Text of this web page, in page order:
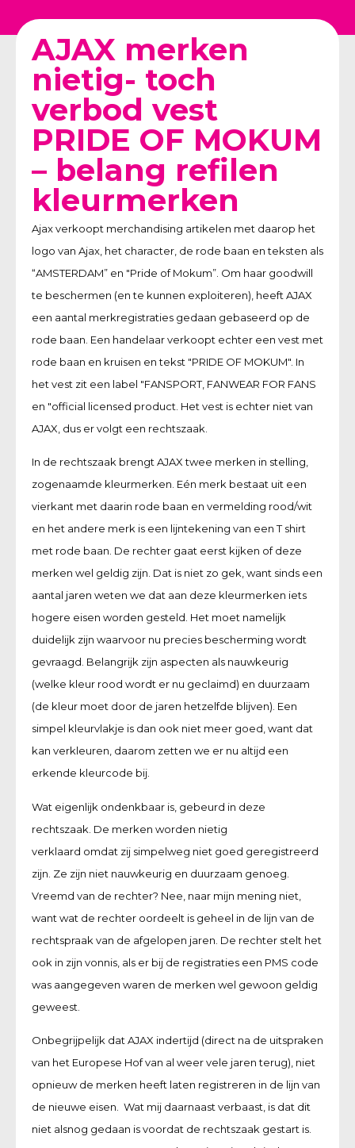
AJAX merken
nietig- toch
verbod vest
PRIDE OF MOKUM
– belang refilen
kleurmerken
Ajax verkoopt merchandising artikelen met daarop het
logo van Ajax, het character, de rode baan en teksten als
“AMSTERDAM” en "Pride of Mokum”. Om haar goodwill
te beschermen (en te kunnen exploiteren), heeft AJAX
een aantal merkregistraties gedaan gebaseerd op de
rode baan. Een handelaar verkoopt echter een vest met
rode baan en kruisen en tekst "PRIDE OF MOKUM". In
het vest zit een label "FANSPORT, FANWEAR FOR FANS
en "official licensed product. Het vest is echter niet van
AJAX, dus er volgt een rechtszaak.
In de rechtszaak brengt AJAX twee merken in stelling,
zogenaamde kleurmerken. Eén merk bestaat uit een
vierkant met daarin rode baan en vermelding rood/wit
en het andere merk is een lijntekening van een T shirt
met rode baan. De rechter gaat eerst kijken of deze
merken wel geldig zijn. Dat is niet zo gek, want sinds een
aantal jaren weten we dat aan deze kleurmerken iets
hogere eisen worden gesteld. Het moet namelijk
duidelijk zijn waarvoor nu precies bescherming wordt
gevraagd. Belangrijk zijn aspecten als nauwkeurig
(welke kleur rood wordt er nu geclaimd) en duurzaam
(de kleur moet door de jaren hetzelfde blijven). Een
simpel kleurvlakje is dan ook niet meer goed, want dat
kan verkleuren, daarom zetten we er nu altijd een
erkende kleurcode bij.
Wat eigenlijk ondenkbaar is, gebeurd in deze
rechtszaak. De merken worden nietig
verklaard omdat zij simpelweg niet goed geregistreerd
zijn. Ze zijn niet nauwkeurig en duurzaam genoeg.
Vreemd van de rechter? Nee, naar mijn mening niet,
want wat de rechter oordeelt is geheel in de lijn van de
rechtspraak van de afgelopen jaren. De rechter stelt het
ook in zijn vonnis, als er bij de registraties een PMS code
was aangegeven waren de merken wel gewoon geldig
geweest.
Onbegrijpelijk dat AJAX indertijd (direct na de uitspraken
van het Europese Hof van al weer vele jaren terug), niet
opnieuw de merken heeft laten registreren in de lijn van
de nieuwe eisen. Wat mij daarnaast verbaast, is dat dit
niet alsnog gedaan is voordat de rechtszaak gestart is.